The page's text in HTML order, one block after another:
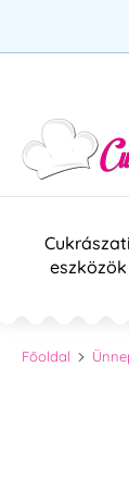
Cukrászati
eszközök
Főoldal